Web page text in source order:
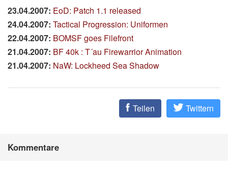
23.04.2007: EoD: Patch 1.1 released
24.04.2007: Tactical Progression: Uniformen
22.04.2007: BOMSF goes Filefront
21.04.2007: BF 40k : T´au Firewarrior Animation
21.04.2007: NaW: Lockheed Sea Shadow
Teilen Twittern
Kommentare